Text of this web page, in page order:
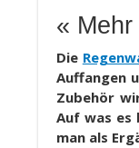
«
Die
Auffangen
Zubehör
Auf was es
man als